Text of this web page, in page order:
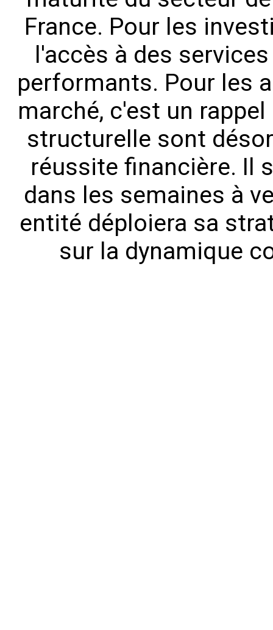
France. Pour les
l'accès à des
performants. Pour les
marché, c'est un
structurelle sont
réussite financière. Il
dans les semaines à
entité déploiera sa
sur la dynamique